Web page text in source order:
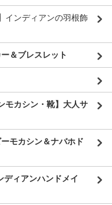
インディアンの羽根飾
＆ブレスレット
モカシン・靴】大人サ
モカシン＆ナバホド
ディアンハンドメイ